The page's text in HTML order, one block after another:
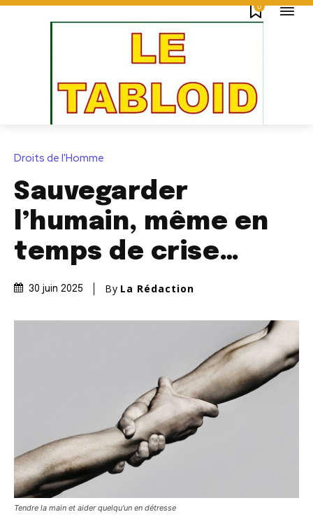
0
Droits de l'Homme
Sauvegarder
l’humain, même en
temps de crise…
30 juin 2025 By La Rédaction
Tendre la main et aider quelqu'un en détresse